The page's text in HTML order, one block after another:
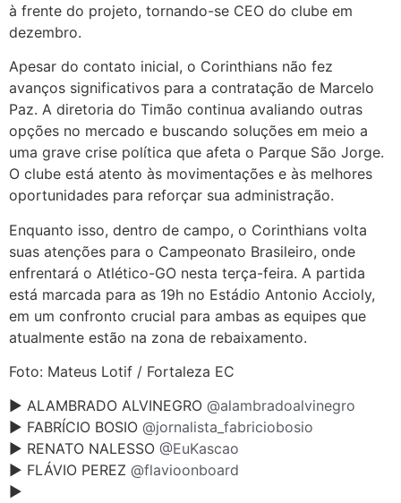
à frente do projeto, tornando-se CEO do clube em
dezembro.
Apesar do contato inicial, o Corinthians não fez
avanços significativos para a contratação de Marcelo
Paz. A diretoria do Timão continua avaliando outras
opções no mercado e buscando soluções em meio a
uma grave crise política que afeta o Parque São Jorge.
O clube está atento às movimentações e às melhores
oportunidades para reforçar sua administração.
Enquanto isso, dentro de campo, o Corinthians volta
suas atenções para o Campeonato Brasileiro, onde
enfrentará o Atlético-GO nesta terça-feira. A partida
está marcada para as 19h no Estádio Antonio Accioly,
em um confronto crucial para ambas as equipes que
atualmente estão na zona de rebaixamento.
Foto: Mateus Lotif / Fortaleza EC
► ALAMBRADO ALVINEGRO @alambradoalvinegro
► FABRÍCIO BOSIO @jornalista_fabriciobosio
► RENATO NALESSO @EuKascao
► FLÁVIO PEREZ @flavioonboard
►